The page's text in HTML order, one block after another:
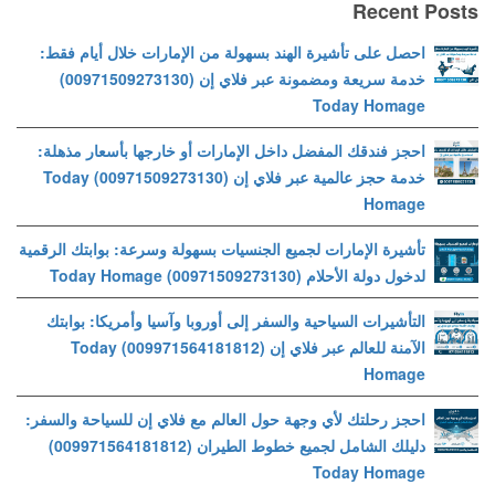
Recent Posts
احصل على تأشيرة الهند بسهولة من الإمارات خلال أيام فقط:
خدمة سريعة ومضمونة عبر فلاي إن (00971509273130)
Today Homage
احجز فندقك المفضل داخل الإمارات أو خارجها بأسعار مذهلة:
خدمة حجز عالمية عبر فلاي إن (00971509273130) Today
Homage
تأشيرة الإمارات لجميع الجنسيات بسهولة وسرعة: بوابتك الرقمية
لدخول دولة الأحلام (00971509273130) Today Homage
التأشيرات السياحية والسفر إلى أوروبا وآسيا وأمريكا: بوابتك
الآمنة للعالم عبر فلاي إن (009971564181812) Today
Homage
احجز رحلتك لأي وجهة حول العالم مع فلاي إن للسياحة والسفر:
دليلك الشامل لجميع خطوط الطيران (009971564181812)
Today Homage